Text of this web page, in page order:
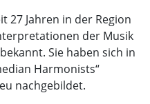
27 Jahren in der Region
der Musik
Sie haben sich in
Harmonists“
nachgebildet.